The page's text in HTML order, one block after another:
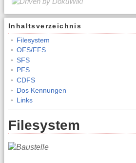
Inhaltsverzeichnis
Filesystem
OFS/FFS
SFS
PFS
CDFS
Dos Kennungen
Links
Filesystem